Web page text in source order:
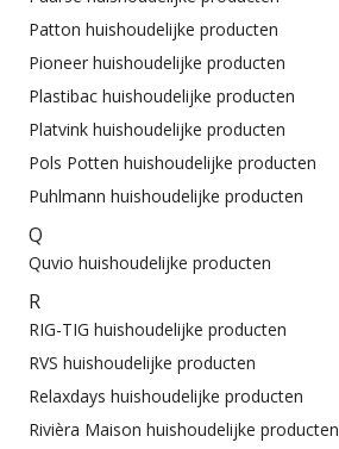
Patton huishoudelijke producten
Pioneer huishoudelijke producten
Plastibac huishoudelijke producten
Platvink huishoudelijke producten
Pols Potten huishoudelijke producten
Puhlmann huishoudelijke producten
Q
Quvio huishoudelijke producten
R
RIG-TIG huishoudelijke producten
RVS huishoudelijke producten
Relaxdays huishoudelijke producten
Rivièra Maison huishoudelijke producten